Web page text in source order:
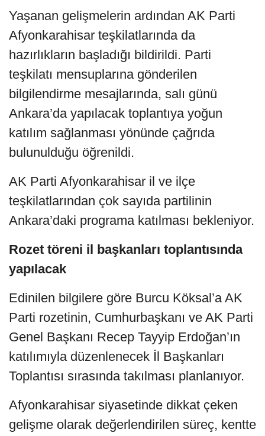
Yaşanan gelişmelerin ardından AK Parti
Afyonkarahisar teşkilatlarında da
hazırlıkların başladığı bildirildi. Parti
teşkilatı mensuplarına gönderilen
bilgilendirme mesajlarında, salı günü
Ankara’da yapılacak toplantıya yoğun
katılım sağlanması yönünde çağrıda
bulunulduğu öğrenildi.
AK Parti Afyonkarahisar il ve ilçe
teşkilatlarından çok sayıda partilinin
Ankara’daki programa katılması bekleniyor.
Rozet töreni il başkanları toplantısında
yapılacak
Edinilen bilgilere göre Burcu Köksal’a AK
Parti rozetinin, Cumhurbaşkanı ve AK Parti
Genel Başkanı Recep Tayyip Erdoğan’ın
katılımıyla düzenlenecek İl Başkanları
Toplantısı sırasında takılması planlanıyor.
Afyonkarahisar siyasetinde dikkat çeken
gelişme olarak değerlendirilen süreç, kentte